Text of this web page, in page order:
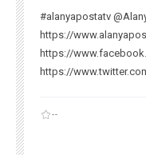
#alanyapostatv
https://
https://
https://
--